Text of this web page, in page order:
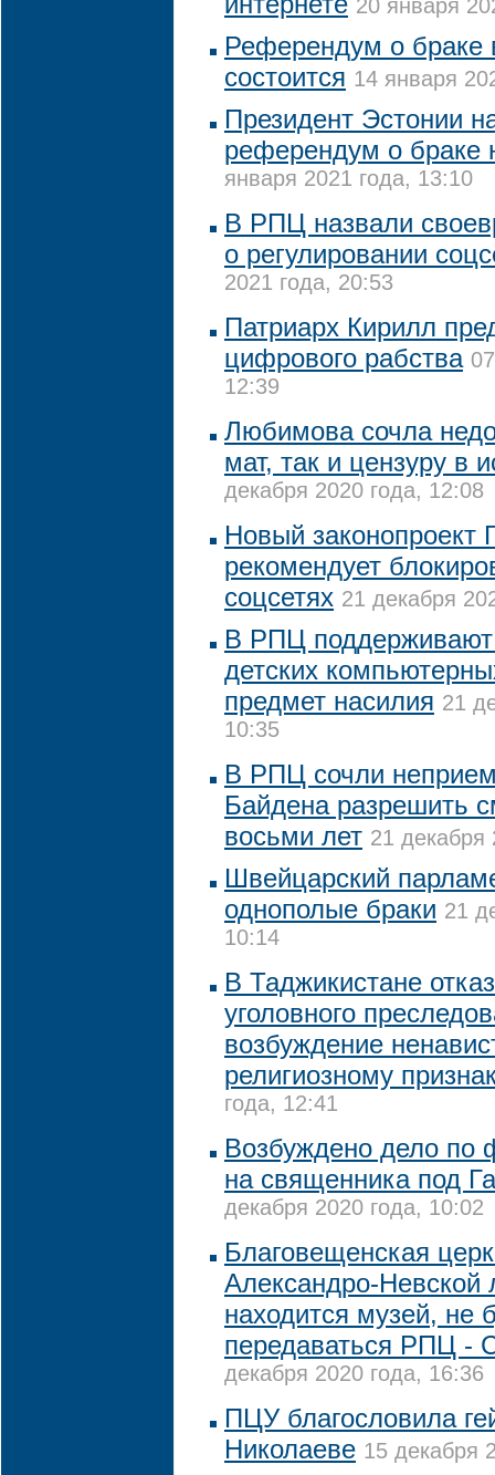
20 января
Референдум о браке
состоится 14 января
Президент Эстонии
референдум о браке
января 2021 года, 13:10
В РПЦ назвали
о регулировании
2021 года, 20:53
Патриарх Кирилл
цифрового рабства
12:39
Любимова сочла
мат, так и цензуру в
декабря 2020 года, 12:08
Новый законопроект
рекомендует
соцсетях 21 декабря
В РПЦ
детских
предмет насилия 21
10:35
В РПЦ сочли
Байдена разрешить
восьми лет 21 декабря
Швейцарский
однополые браки 21
10:14
В Таджикистане
уголовного
возбуждение
религиозному
года, 12:41
Возбуждено дело по
на священника под
декабря 2020 года, 10:02
Благовещенская
Александро-Невской
находится музей, не
передаваться РПЦ -
декабря 2020 года, 16:36
ПЦУ благословила
Николаеве 15 декабря